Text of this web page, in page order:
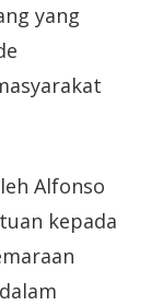
yang
Alfonso
kepada